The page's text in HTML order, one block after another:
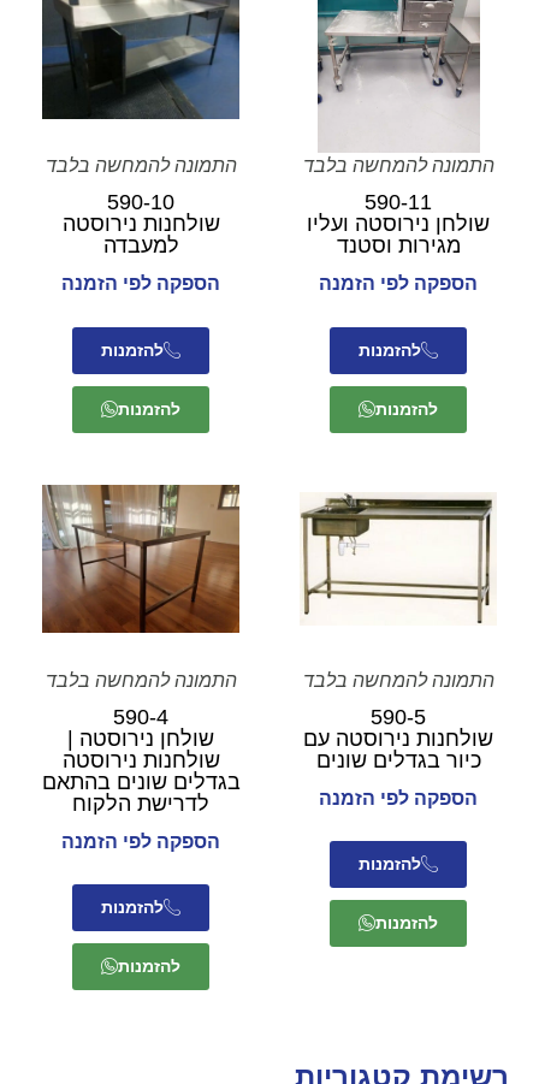
רשימת קטגוריות
התמונה להמחשה בלבד
590-11
שולחן נירוסטה ועליו
מגירות וסטנד
הספקה לפי הזמנה
להזמנות
להזמנות
התמונה להמחשה בלבד
590-10
שולחנות נירוסטה
למעבדה
הספקה לפי הזמנה
להזמנות
להזמנות
התמונה להמחשה בלבד
590-5
שולחנות נירוסטה עם
כיור בגדלים שונים
הספקה לפי הזמנה
להזמנות
להזמנות
התמונה להמחשה בלבד
590-4
שולחן נירוסטה |
שולחנות נירוסטה
בגדלים שונים בהתאם
לדרישת הלקוח
הספקה לפי הזמנה
להזמנות
להזמנות